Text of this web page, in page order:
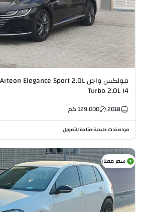
فولكس واجن Arteon Elegance Sport 2.0L
Turbo 2.0L I4
2018
129,000كم
مواصفات خليجية•متاحة للتمويل
سعر ممتاز